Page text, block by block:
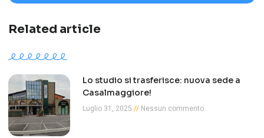
Related article
Lo studio si trasferisce: nuova sede a
Casalmaggiore!
Luglio 31, 2025
Nessun commento